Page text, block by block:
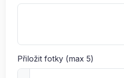
Přiložit fotky (max 5)